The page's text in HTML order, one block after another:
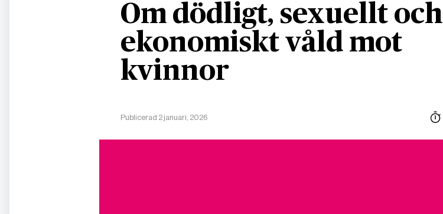
Om dödligt, sexuellt och
ekonomiskt våld mot
kvinnor
Publicerad 2 januari, 2026